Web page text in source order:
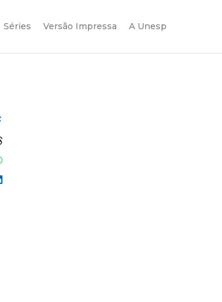
Séries Versão Impressa A Unesp
Compartilhar no Facebook
Compartilhar no Threads
Compartilhar no WhatsApp
Compartilhar no LinkedIn